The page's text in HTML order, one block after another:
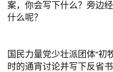
案，你会写下什么？旁边
什么呢？
国民力量党少壮派团体“初
时的通宵讨论并写下反省